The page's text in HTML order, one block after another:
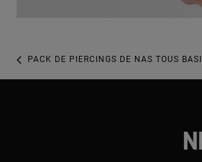
PACK DE PIERCINGS DE NAS TOUS